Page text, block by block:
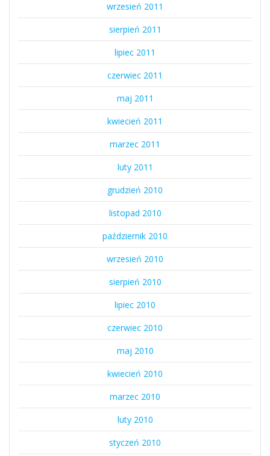
wrzesień 2011
sierpień 2011
lipiec 2011
czerwiec 2011
maj 2011
kwiecień 2011
marzec 2011
luty 2011
grudzień 2010
listopad 2010
październik 2010
wrzesień 2010
sierpień 2010
lipiec 2010
czerwiec 2010
maj 2010
kwiecień 2010
marzec 2010
luty 2010
styczeń 2010